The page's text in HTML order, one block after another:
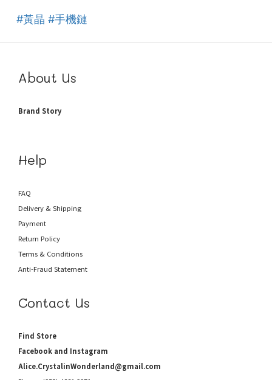
#黃晶 #手機鏈
About Us
Brand Story
Help
FAQ
Delivery & Shipping
Payment
Return Policy
Terms & Conditions
Anti-Fraud Statement
Contact Us
Find Store
Facebook and Instagram
Alice.CrystalinWonderland@gmail.com